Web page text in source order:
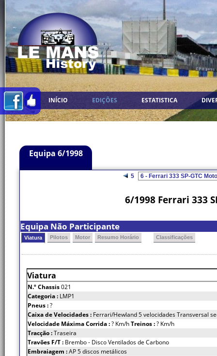
INÍCIO EDIÇÕES ESTATISTICA
Equipa 6/1998
5
6/1998 Ferrari 333
Equipa Não Participante
Viatura Pilotos Motor Resumo Horário Classificações
Viatura
N.º Chassis021
Categoria : LMP1
Pneus :?
Caixa de Velocidades : Ferrari/Hewland 5 velocidades Transversal
Velocidade Máxima Corrida :? Km/hTreinos :? Km/h
Tracção :Traseira
Travões F/T : Brembo - Disco Ventilados de Carbono
Embraiagem :AP 5 discos metálicos